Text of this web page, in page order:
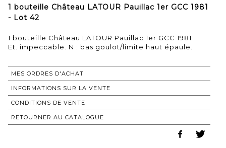
1 bouteille Château LATOUR Pauillac 1er GCC 1981
- Lot 42
1 bouteille Château LATOUR Pauillac 1er GCC 1981
Et. impeccable. N : bas goulot/limite haut épaule.
MES ORDRES D'ACHAT
INFORMATIONS SUR LA VENTE
CONDITIONS DE VENTE
RETOURNER AU CATALOGUE